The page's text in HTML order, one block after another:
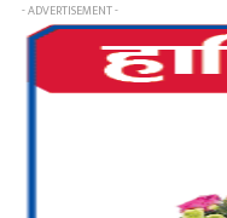
- ADVERTISEMENT -